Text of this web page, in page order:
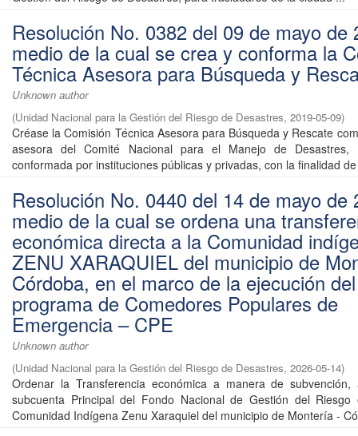
Resolución No. 0382 del 09 de mayo de
medio de la cual se crea y conforma la
Técnica Asesora para Búsqueda y
Unknown author
(Unidad Nacional para la Gestión del Riesgo de Desastres, 2019-05-09)
Créase la Comisión Técnica Asesora para Búsqueda y Rescate
asesora del Comité Nacional para el Manejo de
conformada por instituciones públicas y privadas, con la finalidad
Resolución No. 0440 del 14 de mayo de
medio de la cual se ordena una
económica directa a la Comunidad
ZENU XARAQUIEL del municipio de
Córdoba, en el marco de la ejecución del
programa de Comedores Populares de
Emergencia – CPE
Unknown author
(Unidad Nacional para la Gestión del Riesgo de Desastres, 2026-05-14)
Ordenar la Transferencia económica a manera de
subcuenta Principal del Fondo Nacional de Gestión del
Comunidad Indígena Zenu Xaraquiel del municipio de Montería -